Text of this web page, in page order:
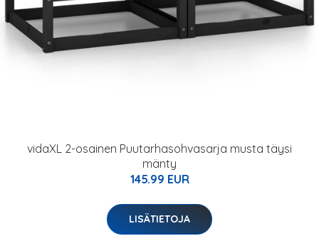
vidaXL 2-osainen Puutarhasohvasarja musta täysi
mänty
145.99 EUR
LISÄTIETOJA